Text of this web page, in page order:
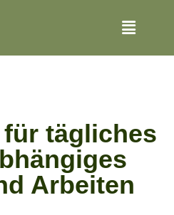
tägliches
Arbeiten